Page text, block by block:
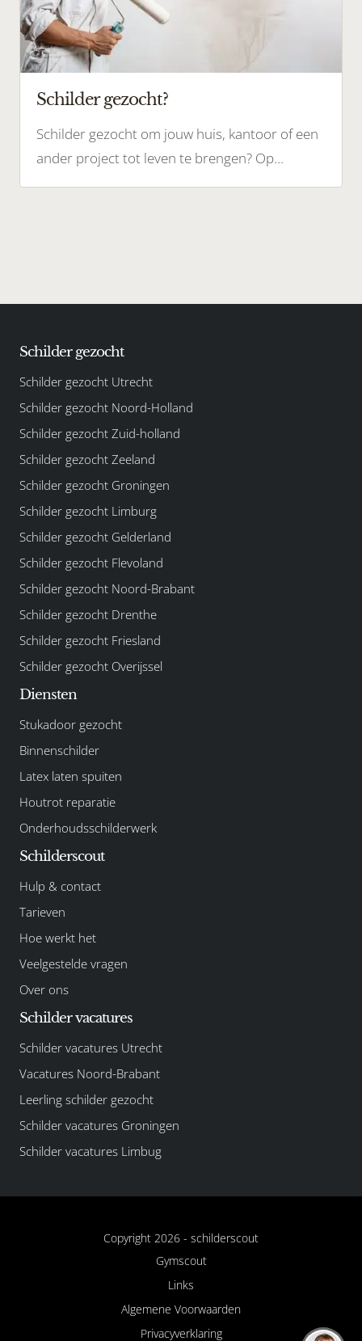
Schilder gezocht?
Schilder gezocht om jouw huis, kantoor of een
ander project tot leven te brengen? Op
Schilder gezocht
Schilder gezocht Utrecht
Schilder gezocht Noord-Holland
Schilder gezocht Zuid-holland
Schilder gezocht Zeeland
Schilder gezocht Groningen
Schilder gezocht Limburg
Schilder gezocht Gelderland
Schilder gezocht Flevoland
Schilder gezocht Noord-Brabant
Schilder gezocht Drenthe
Schilder gezocht Friesland
Schilder gezocht Overijssel
Diensten
Stukadoor gezocht
Binnenschilder
Latex laten spuiten
Houtrot reparatie
Onderhoudsschilderwerk
Schilderscout
Hulp & contact
Tarieven
Hoe werkt het
Veelgestelde vragen
Over ons
Schilder vacatures
Schilder vacatures Utrecht
Vacatures Noord-Brabant
Leerling schilder gezocht
Schilder vacatures Groningen
Schilder vacatures Limbug
Copyright 2026 - schilderscout
Gymscout
Links
Algemene Voorwaarden
Privacyverklaring